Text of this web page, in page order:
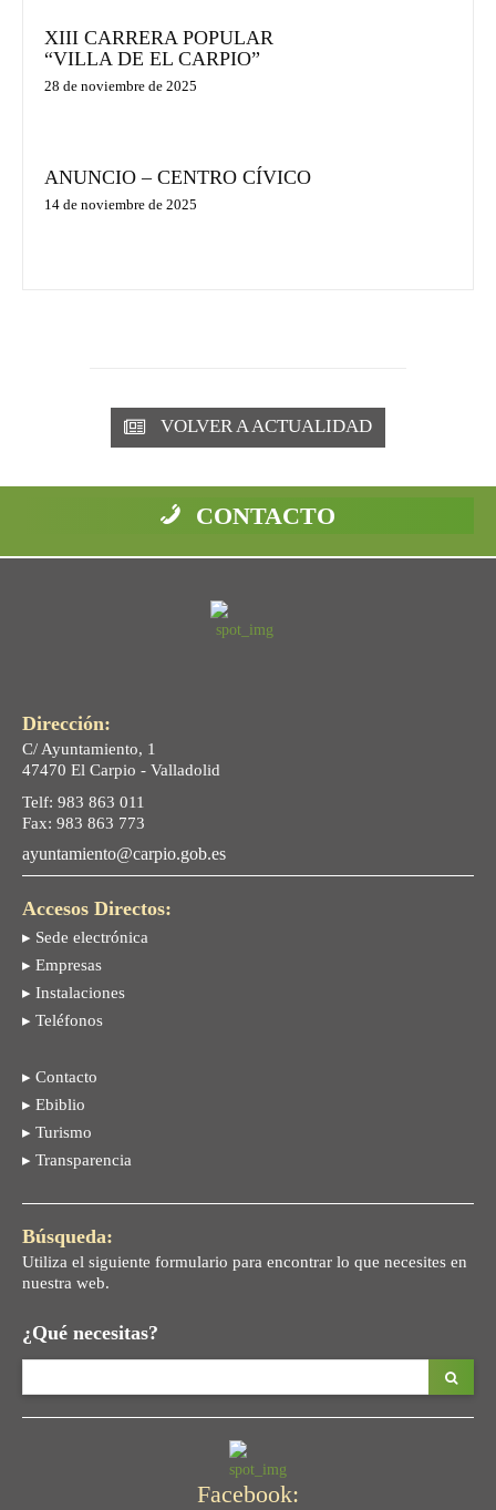
XIII CARRERA POPULAR
“VILLA DE EL CARPIO”
28 de noviembre de 2025
ANUNCIO – CENTRO CÍVICO
14 de noviembre de 2025
VOLVER A ACTUALIDAD
CONTACTO
Dirección:
C/ Ayuntamiento, 1
47470 El Carpio - Valladolid
Telf: 983 863 011
Fax: 983 863 773
ayuntamiento@carpio.gob.es
Accesos Directos:
▸ Sede electrónica
▸ Empresas
▸ Instalaciones
▸ Teléfonos
▸ Contacto
▸ Ebiblio
▸ Turismo
▸ Transparencia
Búsqueda:
Utiliza el siguiente formulario para encontrar lo que necesites en
nuestra web.
¿Qué necesitas?
Facebook: